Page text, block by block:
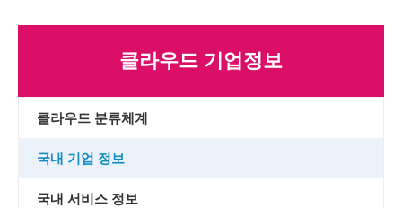
클라우드 기업정보
클라우드 분류체계
국내 기업 정보
국내 서비스 정보